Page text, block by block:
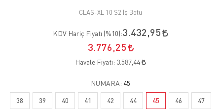
CLAS-XL 10 S2 İş Botu
KDV Hariç Fiyatı (%10):3.432,95
3.776,25
Havale Fiyatı: 3.587,44
NUMARA: 45
38 39 40 41 42 44 45 46 47